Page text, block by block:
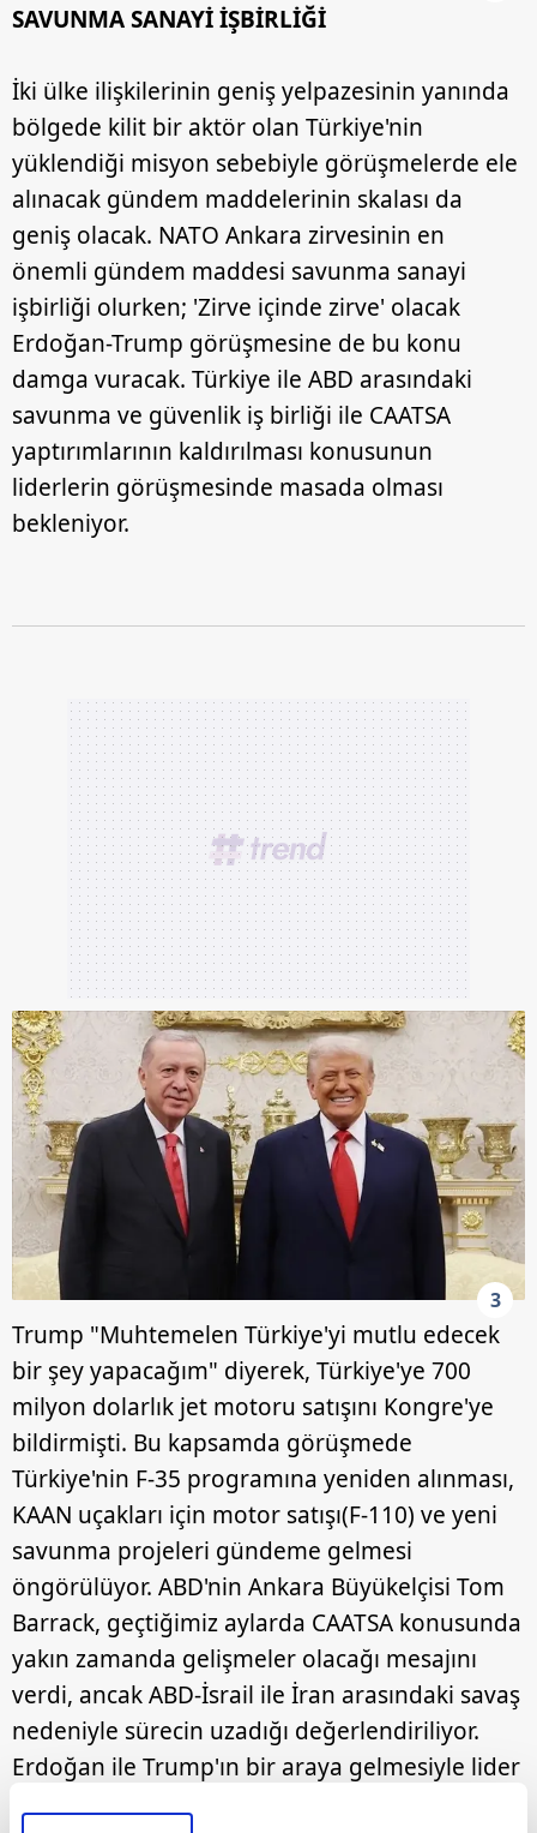
SAVUNMA SANAYİ İŞBİRLİĞİ
İki ülke ilişkilerinin geniş yelpazesinin yanında
bölgede kilit bir aktör olan Türkiye'nin
yüklendiği misyon sebebiyle görüşmelerde ele
alınacak gündem maddelerinin skalası da
geniş olacak. NATO Ankara zirvesinin en
önemli gündem maddesi savunma sanayi
işbirliği olurken; 'Zirve içinde zirve' olacak
Erdoğan-Trump görüşmesine de bu konu
damga vuracak. Türkiye ile ABD arasındaki
savunma ve güvenlik iş birliği ile CAATSA
yaptırımlarının kaldırılması konusunun
liderlerin görüşmesinde masada olması
bekleniyor.
3
Trump "Muhtemelen Türkiye'yi mutlu edecek
bir şey yapacağım" diyerek, Türkiye'ye 700
milyon dolarlık jet motoru satışını Kongre'ye
bildirmişti. Bu kapsamda görüşmede
Türkiye'nin F-35 programına yeniden alınması,
KAAN uçakları için motor satışı(F-110) ve yeni
savunma projeleri gündeme gelmesi
öngörülüyor. ABD'nin Ankara Büyükelçisi Tom
Barrack, geçtiğimiz aylarda CAATSA konusunda
yakın zamanda gelişmeler olacağı mesajını
verdi, ancak ABD-İsrail ile İran arasındaki savaş
nedeniyle sürecin uzadığı değerlendiriliyor.
Erdoğan ile Trump'ın bir araya gelmesiyle lider